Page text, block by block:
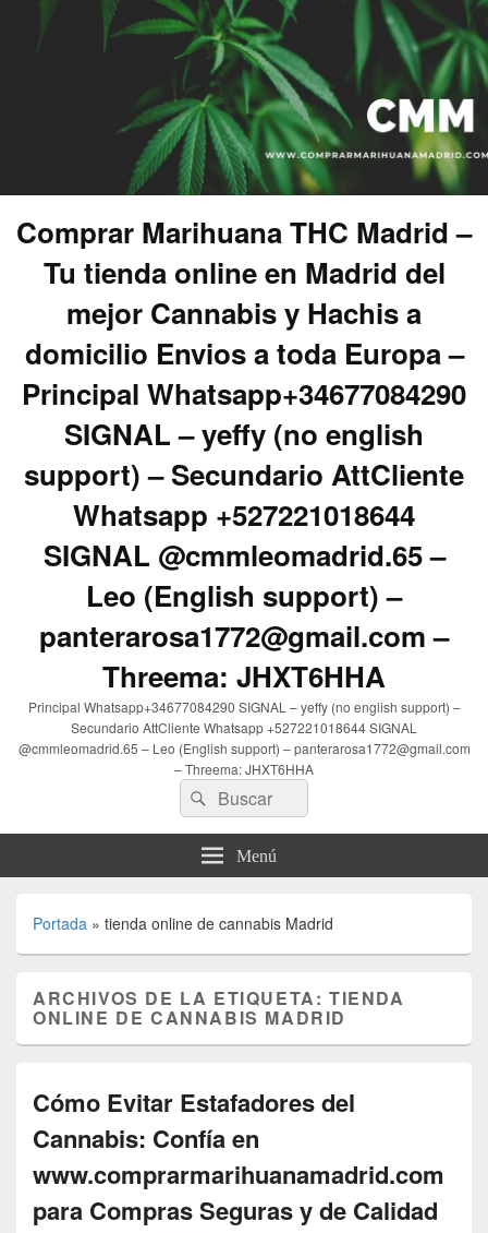
Comprar Marihuana THC Madrid –
Tu tienda online en Madrid del
mejor Cannabis y Hachis a
domicilio Envios a toda Europa –
Principal Whatsapp+34677084290
SIGNAL – yeffy (no english
support) – Secundario AttCliente
Whatsapp +527221018644
SIGNAL @cmmleomadrid.65 –
Leo (English support) –
panterarosa1772@gmail.com –
Threema: JHXT6HHA
Principal Whatsapp+34677084290 SIGNAL – yeffy (no english support) –
Secundario AttCliente Whatsapp +527221018644 SIGNAL
@cmmleomadrid.65 – Leo (English support) – panterarosa1772@gmail.com
– Threema: JHXT6HHA
Buscar
por:
Buscar
Menú
Portada » tienda online de cannabis Madrid
ARCHIVOS DE LA ETIQUETA:TIENDA
ONLINE DE CANNABIS MADRID
Cómo Evitar Estafadores del
Cannabis: Confía en
www.comprarmarihuanamadrid.com
para Compras Seguras y de Calidad